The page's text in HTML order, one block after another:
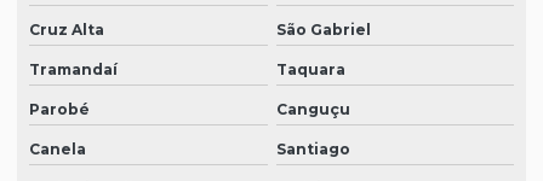
Cruz Alta São Gabriel
Tramandaí Taquara
Parobé Canguçu
Canela Santiago